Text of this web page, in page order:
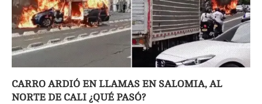
CARRO ARDIÓ EN LLAMAS EN SALOMIA, AL
NORTE DE CALI ¿QUÉ PASÓ?